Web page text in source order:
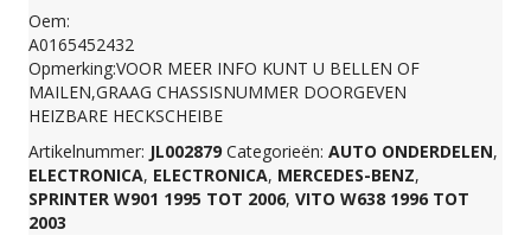
ACHTERRUIT
A0165452432
aantal
Oem:
A0165452432
Opmerking:VOOR MEER INFO KUNT U BELLEN OF
MAILEN,GRAAG CHASSISNUMMER DOORGEVEN
HEIZBARE HECKSCHEIBE
Artikelnummer: JL002879 Categorieën: AUTO ONDERDELEN,
ELECTRONICA, ELECTRONICA, MERCEDES-BENZ,
SPRINTER W901 1995 TOT 2006, VITO W638 1996 TOT
2003